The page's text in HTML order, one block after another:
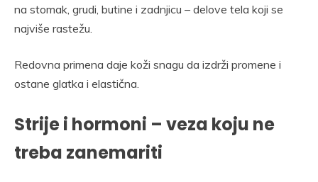
na stomak, grudi, butine i zadnjicu – delove tela koji se
najviše rastežu.
Redovna primena daje koži snagu da izdrži promene i
ostane glatka i elastična.
Strije i hormoni – veza koju ne
treba zanemariti